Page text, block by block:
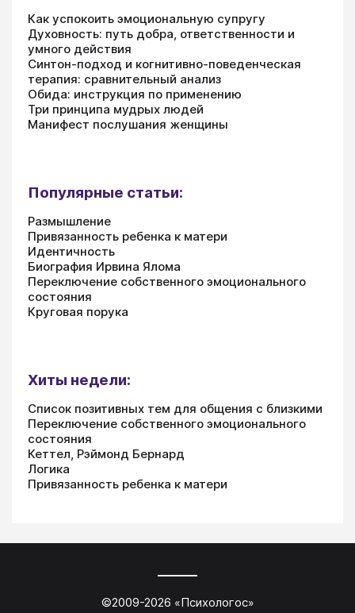
Как успокоить эмоциональную супругу
Духовность: путь добра, ответственности и
умного действия
Синтон-подход и когнитивно-поведенческая
терапия: сравнительный анализ
Обида: инструкция по применению
Три принципа мудрых людей
Манифест послушания женщины
Популярные статьи:
Размышление
Привязанность ребенка к матери
Идентичность
Биография Ирвина Ялома
Переключение собственного эмоционального
состояния
Круговая порука
Хиты недели:
Список позитивных тем для общения с близкими
Переключение собственного эмоционального
состояния
Кеттел, Рэймонд Бернард
Логика
Привязанность ребенка к матери
©2009-2026 «Психологос»